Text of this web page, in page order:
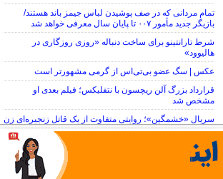
تمام مردانی که در صف پوشیدن لباس جیمز باند هستند/
بازیگر جدید مأمور ۰۰۷ تا پایان سال معرفی خواهد شد
شرط تارانتینو برای ساخت دنباله «روزی روزگاری در
هالیوود»
عکس | سگ عضو بی‌تی‌اس از گرمی مشهورتر است
قرارداد بزرگ آلن ریچسون با نتفلیکس؛ فیلم بعدی او
مشخص شد
سریال «خشمگین»؛ روایتی متفاوت از یک قاتل زنجیره‌ای زن